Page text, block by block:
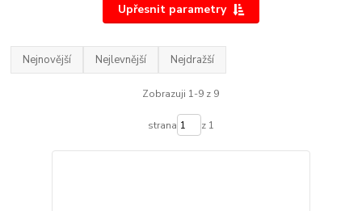
Upřesnit parametry
Nejnovější Nejlevnější Nejdražší
Zobrazuji 1-9 z 9
strana z 1